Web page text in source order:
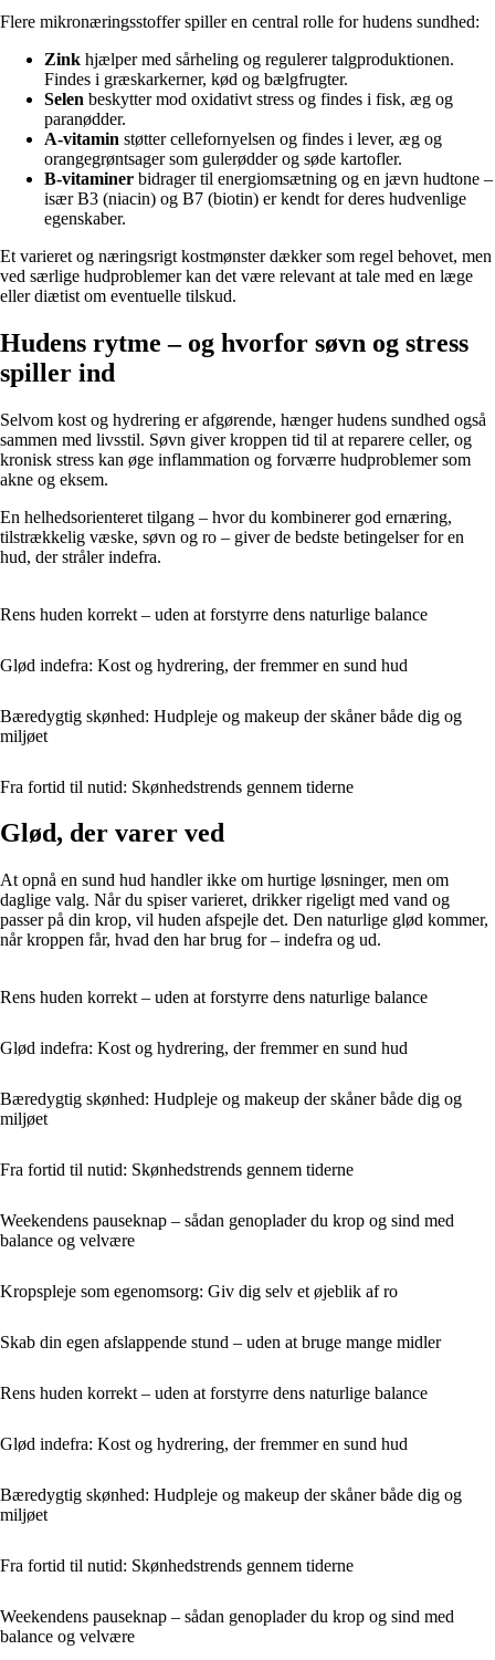
Flere mikronæringsstoffer spiller en central rolle for hudens sundhed:
Zink hjælper med sårheling og regulerer talgproduktionen.
Findes i græskarkerner, kød og bælgfrugter.
Selen beskytter mod oxidativt stress og findes i fisk, æg og
paranødder.
A-vitamin støtter cellefornyelsen og findes i lever, æg og
orangegrøntsager som gulerødder og søde kartofler.
B-vitaminer bidrager til energiomsætning og en jævn hudtone –
især B3 (niacin) og B7 (biotin) er kendt for deres hudvenlige
egenskaber.
Et varieret og næringsrigt kostmønster dækker som regel behovet, men
ved særlige hudproblemer kan det være relevant at tale med en læge
eller diætist om eventuelle tilskud.
Hudens rytme – og hvorfor søvn og stress
spiller ind
Selvom kost og hydrering er afgørende, hænger hudens sundhed også
sammen med livsstil. Søvn giver kroppen tid til at reparere celler, og
kronisk stress kan øge inflammation og forværre hudproblemer som
akne og eksem.
En helhedsorienteret tilgang – hvor du kombinerer god ernæring,
tilstrækkelig væske, søvn og ro – giver de bedste betingelser for en
hud, der stråler indefra.
Rens huden korrekt – uden at forstyrre dens naturlige balance
Glød indefra: Kost og hydrering, der fremmer en sund hud
Bæredygtig skønhed: Hudpleje og makeup der skåner både dig og
miljøet
Fra fortid til nutid: Skønhedstrends gennem tiderne
Glød, der varer ved
At opnå en sund hud handler ikke om hurtige løsninger, men om
daglige valg. Når du spiser varieret, drikker rigeligt med vand og
passer på din krop, vil huden afspejle det. Den naturlige glød kommer,
når kroppen får, hvad den har brug for – indefra og ud.
Rens huden korrekt – uden at forstyrre dens naturlige balance
Glød indefra: Kost og hydrering, der fremmer en sund hud
Bæredygtig skønhed: Hudpleje og makeup der skåner både dig og
miljøet
Fra fortid til nutid: Skønhedstrends gennem tiderne
Weekendens pauseknap – sådan genoplader du krop og sind med
balance og velvære
Kropspleje som egenomsorg: Giv dig selv et øjeblik af ro
Skab din egen afslappende stund – uden at bruge mange midler
Rens huden korrekt – uden at forstyrre dens naturlige balance
Glød indefra: Kost og hydrering, der fremmer en sund hud
Bæredygtig skønhed: Hudpleje og makeup der skåner både dig og
miljøet
Fra fortid til nutid: Skønhedstrends gennem tiderne
Weekendens pauseknap – sådan genoplader du krop og sind med
balance og velvære